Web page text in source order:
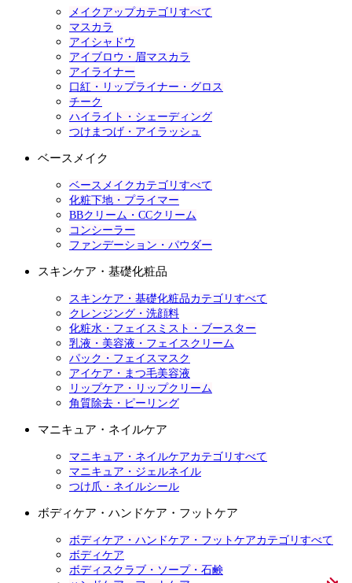
メイクアップカテゴリすべて
マスカラ
アイシャドウ
アイブロウ・眉マスカラ
アイライナー
口紅・リップライナー・グロス
チーク
ハイライト・シェーディング
つけまつげ・アイラッシュ
ベースメイク
ベースメイクカテゴリすべて
化粧下地・プライマー
BBクリーム・CCクリーム
コンシーラー
ファンデーション・パウダー
スキンケア・基礎化粧品
スキンケア・基礎化粧品カテゴリすべて
クレンジング・洗顔料
化粧水・フェイスミスト・ブースター
乳液・美容液・フェイスクリーム
パック・フェイスマスク
アイケア・まつ毛美容液
リップケア・リップクリーム
角質除去・ピーリング
マニキュア・ネイルケア
マニキュア・ネイルケアカテゴリすべて
マニキュア・ジェルネイル
つけ爪・ネイルシール
ボディケア・ハンドケア・フットケア
ボディケア・ハンドケア・フットケアカテゴリすべて
ボディケア
ボディスクラブ・ソープ・石鹸